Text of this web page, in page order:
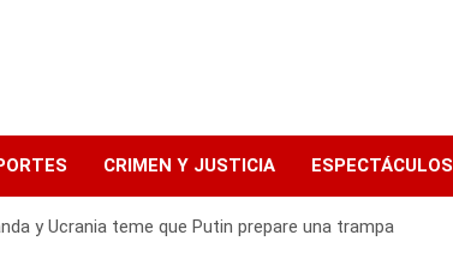
CRIMEN Y JUSTICIA ESPECTÁCULOS
y Ucrania teme que Putin prepare una trampa